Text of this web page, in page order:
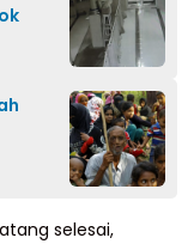
selesai,